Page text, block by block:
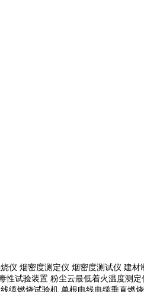
仪 烟密度测定仪 烟密度测试仪 建
试验装置 粉尘云最低着火温度测
缆燃烧试验机 单根电线电缆垂直燃